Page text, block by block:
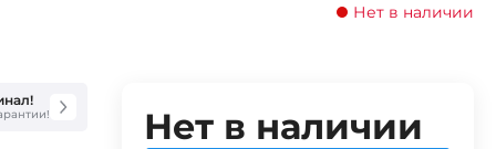
Нет в наличии
Нет в наличии